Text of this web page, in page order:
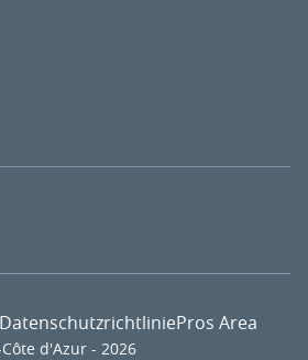
d'Azur - 2026
DatenschutzrichtliniePros Area